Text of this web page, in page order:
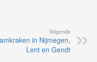
Volgende
in Nijmegen,
Lent en Gendt